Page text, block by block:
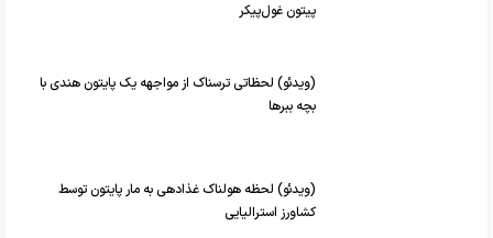
پیتون غول‌پیکر
(ویدئو) لحظاتی ترسناک از مواجهه یک پایتون هندی با
بچه ببر‌ها
(ویدئو) لحظه هولناک غذادهی به مار پایتون توسط
کشاورز استرالیایی